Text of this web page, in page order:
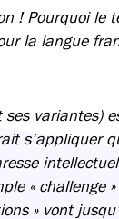
! Pourquoi le
la langue
ses variantes)
s’appliquer
« challenge
» vont